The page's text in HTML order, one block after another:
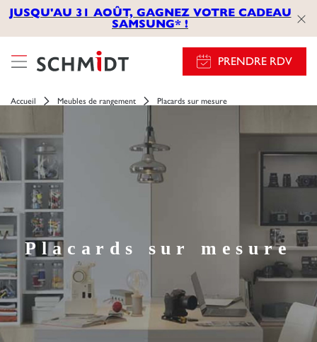
JUSQU'AU 31 AOÛT, GAGNEZ VOTRE CADEAU
SAMSUNG* !
PRENDRE RDV
Accueil Meubles de rangement Placards sur mesure
Placards sur mesure